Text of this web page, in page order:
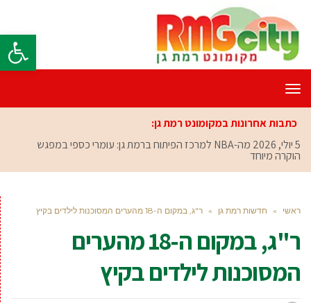
פתח
תפריט
כתבות אחרונות במקומונט רמת גן:
5 יולי, 2026
מה-NBA למרכז הפיתוח ברמת גן: עומרי כספי במפגש
הוקרה מיוחד
ראשי » חדשות רמת גן » ר"ג, במקום ה-18 מהערים המסוכנות לילדים בקיץ
ר"ג, במקום ה-18 מהערים
המסוכנות לילדים בקיץ